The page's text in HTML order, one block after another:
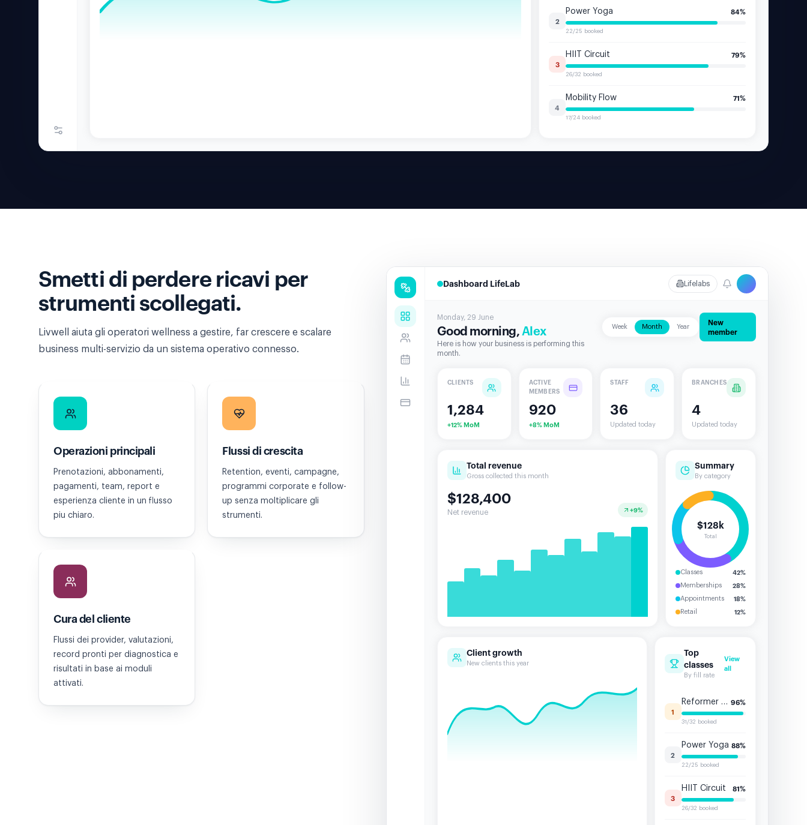
2
Power Yoga 84%
22/25 booked
3
HIIT Circuit 79%
26/32 booked
4
Mobility Flow 71%
17/24 booked
Smetti di perdere ricavi per
strumenti scollegati.
Livwell aiuta gli operatori wellness a gestire, far crescere e scalare
business multi-servizio da un sistema operativo connesso.
Operazioni principali
Prenotazioni, abbonamenti,
pagamenti, team, report e
esperienza cliente in un flusso
piu chiaro.
Flussi di crescita
Retention, eventi, campagne,
programmi corporate e follow-
up senza moltiplicare gli
strumenti.
Cura del cliente
Flussi dei provider, valutazioni,
record pronti per diagnostica e
risultati in base ai moduli
attivati.
Dashboard LifeLab Lifelabs
Monday, 29 June
Good morning, Alex
Here is how your business is performing this
month.
Week Month Year
New
member
CLIENTS
1,284
+12% MoM
ACTIVE
MEMBERS
920
+8% MoM
STAFF
36
Updated today
BRANCHES
4
Updated today
Total revenue
Gross collected this month
$128,400
Net revenue +9%
Summary
By category
$128k
Total
Classes 42%
Memberships 28%
Appointments 18%
Retail 12%
Client growth
New clients this year
Top
classes
By fill rate
View
all
1
Reformer Pilates 96%
31/32 booked
2
Power Yoga 88%
22/25 booked
3
HIIT Circuit 81%
26/32 booked